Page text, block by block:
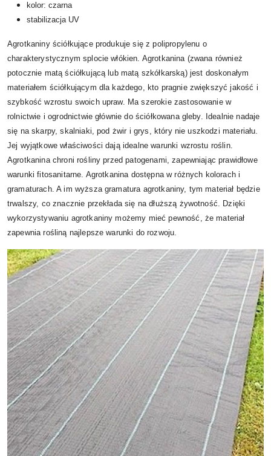
kolor: czarna
stabilizacja UV
Agrotkaniny ściółkujące produkuje się z polipropylenu o
charakterystycznym splocie włókien. Agrotkanina (zwana również
potocznie matą ściółkującą lub matą szkółkarską) jest doskonałym
materiałem ściółkującym dla każdego, kto pragnie zwiększyć jakość i
szybkość wzrostu swoich upraw. Ma szerokie zastosowanie w
rolnictwie i ogrodnictwie głównie do ściółkowana gleby. Idealnie nadaje
się na skarpy, skalniaki, pod żwir i grys, który nie uszkodzi materiału.
Jej wyjątkowe właściwości dają idealne warunki wzrostu roślin.
Agrotkanina chroni rośliny przed patogenami, zapewniając prawidłowe
warunki fitosanitarne. Agrotkanina dostępna w różnych kolorach i
gramaturach. A im wyższa gramatura agrotkaniny, tym materiał będzie
trwalszy, co znacznie przekłada się na dłuższą żywotność. Dzięki
wykorzystywaniu agrotkaniny możemy mieć pewność, że materiał
zapewnia rośliną najlepsze warunki do rozwoju.